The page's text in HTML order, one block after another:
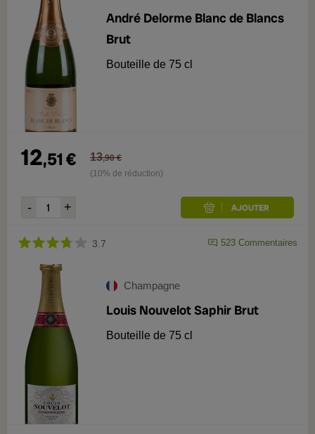
André Delorme Blanc de Blancs
Brut
Bouteille de 75 cl
12,51€ 13,90€
(10% de réduction)
3.7 523 Commentaires
Champagne
Louis Nouvelot Saphir Brut
Bouteille de 75 cl